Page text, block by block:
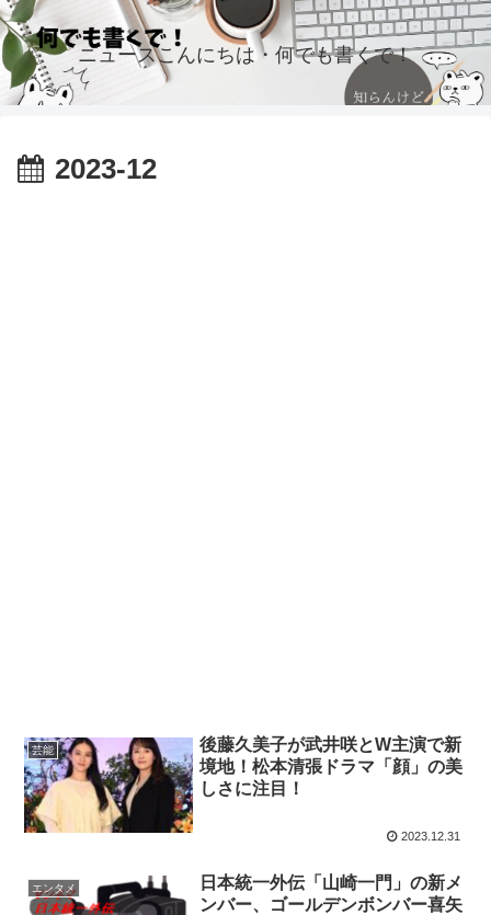
ニュースこんにちは・何でも書くで！
2023-12
芸能
後藤久美子が武井咲とW主演で新
境地！松本清張ドラマ「顔」の美
しさに注目！
2023.12.31
エンタメ
日本統一外伝「山崎一門」の新メ
ンバー、ゴールデンボンバー喜矢